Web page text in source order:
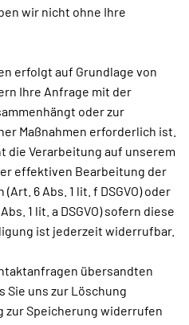
wir nicht ohne Ihre
erfolgt auf Grundlage von
Ihre Anfrage mit der
oder zur
Maßnahmen erforderlich ist.
die Verarbeitung auf unserem
effektiven Bearbeitung der
6 Abs. 1 lit. f DSGVO) oder
1 lit. a DSGVO) sofern diese
ist jederzeit widerrufbar.
übersandten
Sie uns zur Löschung
Speicherung widerrufen